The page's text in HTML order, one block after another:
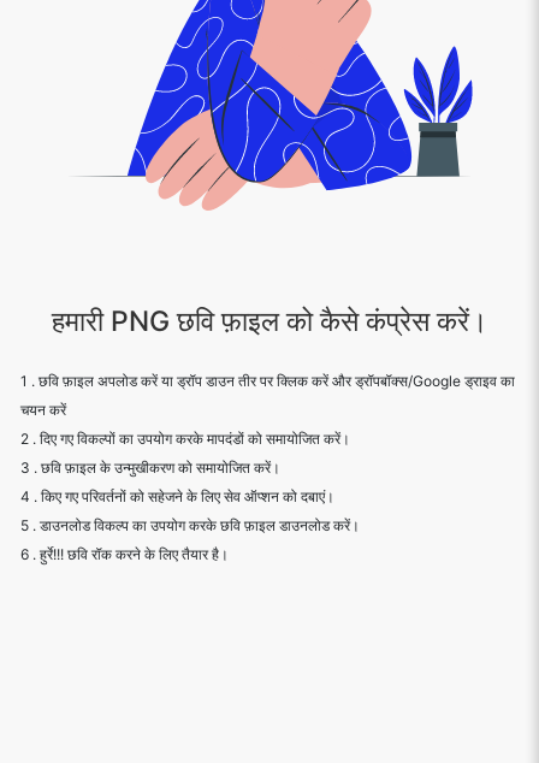
हमारी PNG छवि फ़ाइल को कैसे कंप्रेस करें।
1 . छवि फ़ाइल अपलोड करें या ड्रॉप डाउन तीर पर क्लिक करें और ड्रॉपबॉक्स/Google ड्राइव का
चयन करें
2 . दिए गए विकल्पों का उपयोग करके मापदंडों को समायोजित करें।
3 . छवि फ़ाइल के उन्मुखीकरण को समायोजित करें।
4 . किए गए परिवर्तनों को सहेजने के लिए सेव ऑप्शन को दबाएं।
5 . डाउनलोड विकल्प का उपयोग करके छवि फ़ाइल डाउनलोड करें।
6 . हुर्रे!!! छवि रॉक करने के लिए तैयार है।